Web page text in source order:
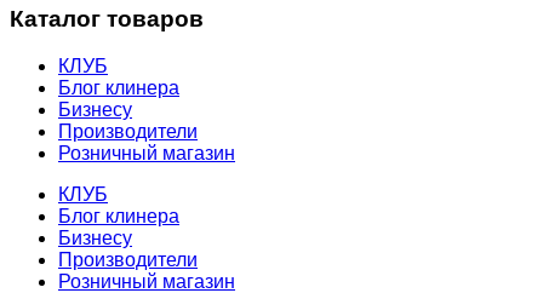
Каталог товаров
КЛУБ
Блог клинера
Бизнесу
Производители
Розничный магазин
КЛУБ
Блог клинера
Бизнесу
Производители
Розничный магазин